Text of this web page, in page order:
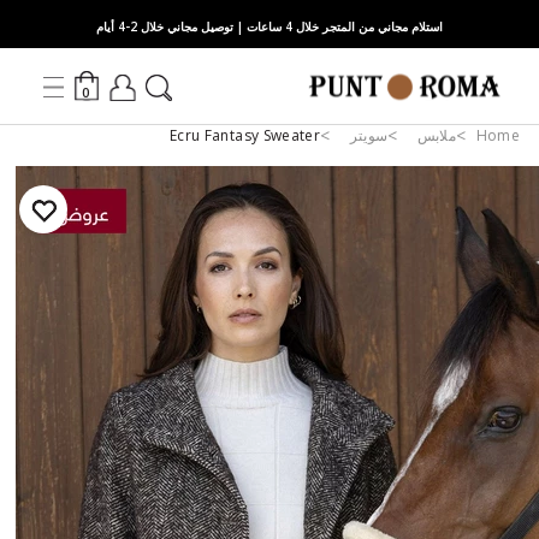
استلام مجاني من المتجر خلال 4 ساعات | توصيل مجاني خلال 2-4 أيام
0
Home ملابس سويتر Ecru Fantasy Sweater